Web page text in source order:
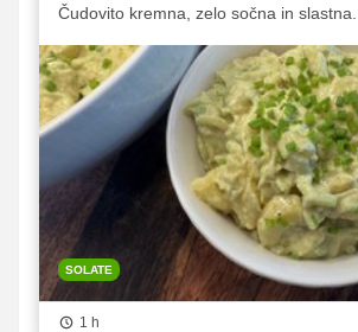
Čudovito kremna, zelo sočna in slastna.
SOLATE
1 h